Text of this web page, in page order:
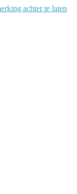
achter te laten